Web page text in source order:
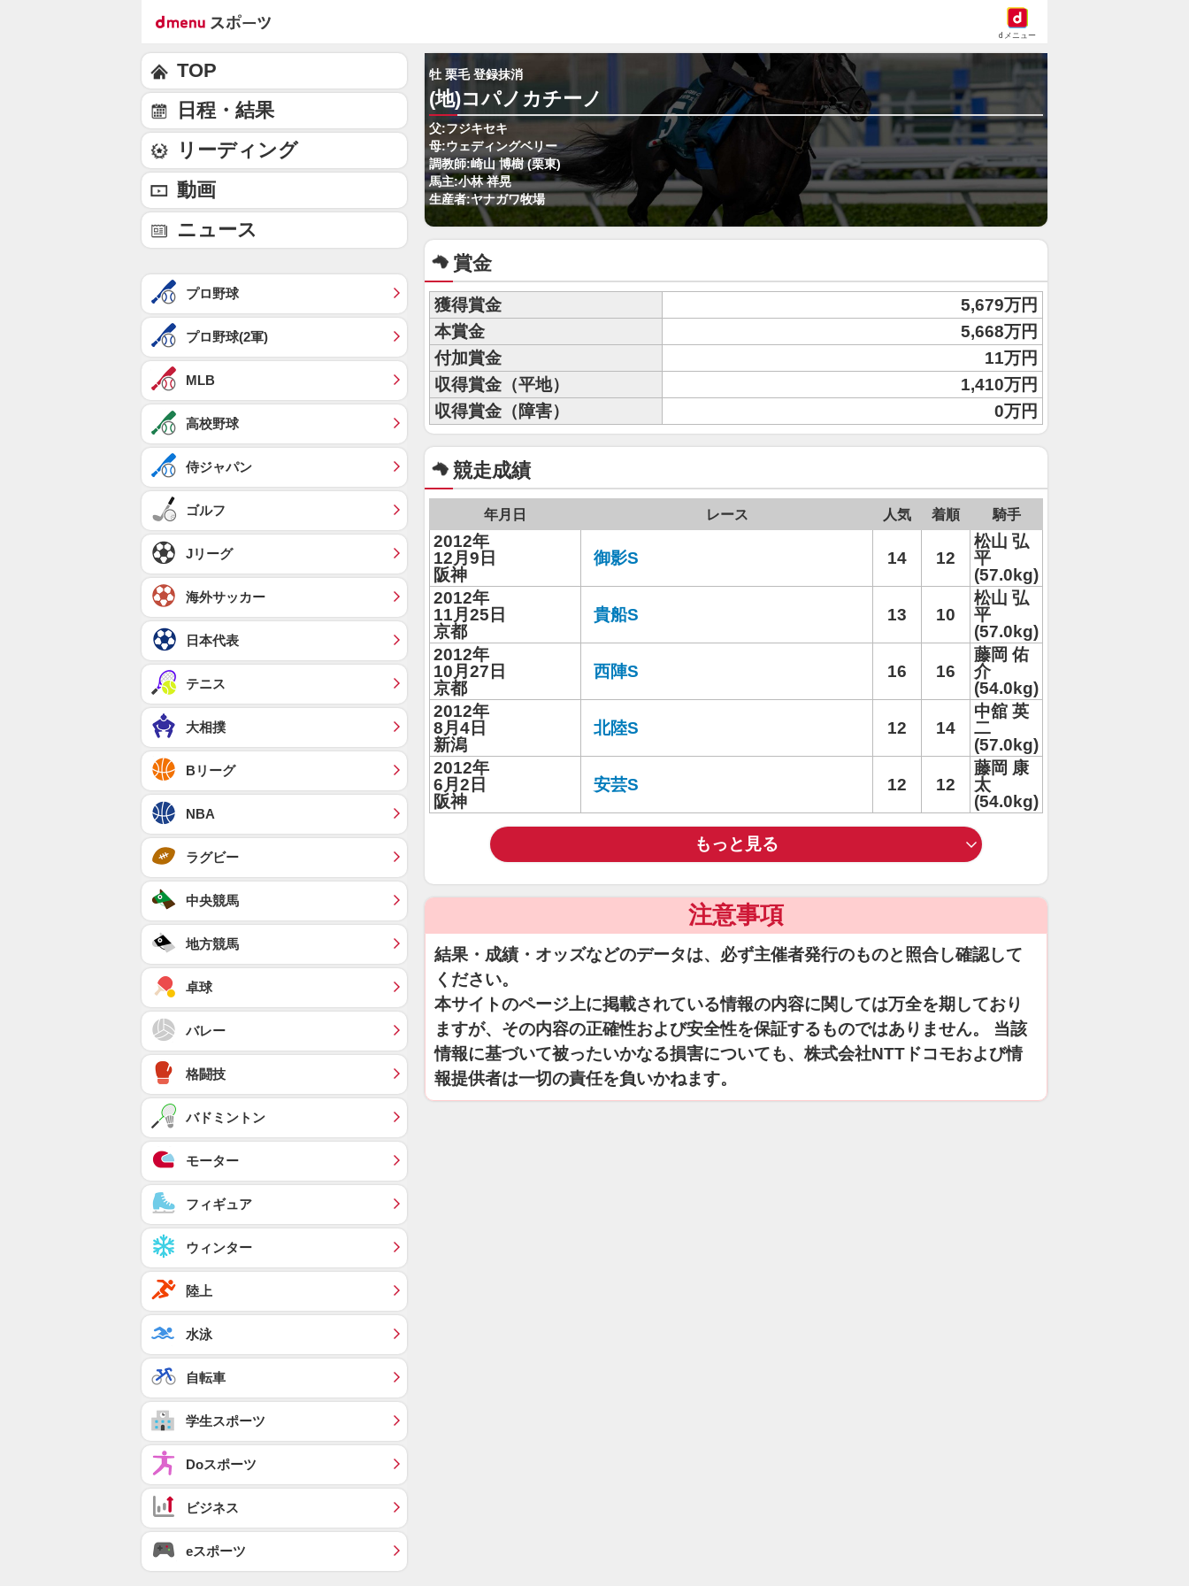
dメニュー
牡 栗毛 登録抹消
(地)コパノカチーノ
父:フジキセキ
母:ウェディングベリー
調教師:崎山 博樹 (栗東)
馬主:小林 祥晃
生産者:ヤナガワ牧場
賞金
獲得賞金
5,679万円
本賞金
5,668万円
付加賞金
11万円
収得賞金（平地）
1,410万円
収得賞金（障害）
0万円
競走成績
年月日 レース 人気 着順 騎手
2012年
12月9日
阪神
御影S 14 12
松山 弘
平
(57.0kg)
2012年
11月25日
京都
貴船S 13 10
松山 弘
平
(57.0kg)
2012年
10月27日
京都
西陣S 16 16
藤岡 佑
介
(54.0kg)
2012年
8月4日
新潟
北陸S 12 14
中舘 英
二
(57.0kg)
2012年
6月2日
阪神
安芸S 12 12
藤岡 康
太
(54.0kg)
もっと見る
注意事項
結果・成績・オッズなどのデータは、必ず主催者発行のものと照合し確認して
ください。
本サイトのページ上に掲載されている情報の内容に関しては万全を期しており
ますが、その内容の正確性および安全性を保証するものではありません。 当該
情報に基づいて被ったいかなる損害についても、株式会社NTTドコモおよび情
報提供者は一切の責任を負いかねます。
TOP
日程・結果
リーディング
動画
ニュース
プロ野球
プロ野球(2軍)
MLB
高校野球
侍ジャパン
ゴルフ
Jリーグ
海外サッカー
日本代表
テニス
大相撲
Bリーグ
NBA
ラグビー
中央競馬
地方競馬
卓球
バレー
格闘技
バドミントン
モーター
フィギュア
ウィンター
陸上
水泳
自転車
学生スポーツ
Doスポーツ
ビジネス
eスポーツ